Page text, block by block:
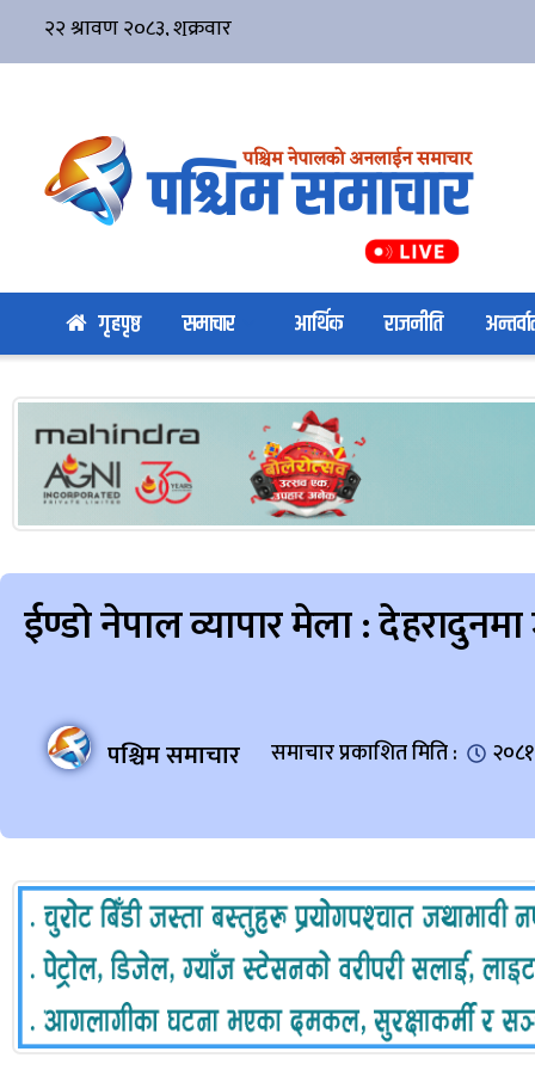
गृहपृष्ठ समाचार आर्थिक राजनीति
ईण्डो नेपाल व्यापार मेला :
पश्चिम समाचार समाचार प्रकाशित मिति :